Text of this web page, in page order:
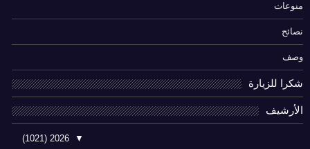
منوعات
نصائح
وصف
شكرا للزيارة
الأرشيف
▼
2026
(1021)